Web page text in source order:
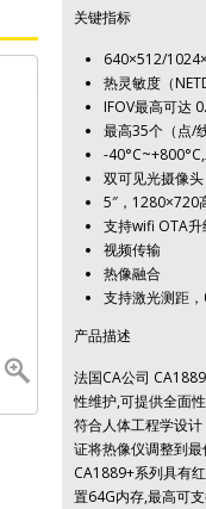
关键指标
640×512/
热灵敏度（
IFOV最高可达
最高35个（点/
-
双可见光摄像
5″，1280×720
支持wifi OTA
视频传输
热像融合
支持激光测距
产品描述
法国CA公司
性维护,可提供全面
符合人体工程学设
证将热像仪调整到
CA1889+系列具有
置64G内存,最高可